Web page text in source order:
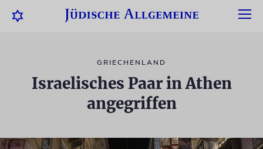
GRIECHENLAND
Israelisches Paar in Athen
angegriffen